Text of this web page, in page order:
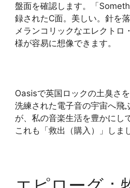
盤面を確認します。「
録されたC面。美しい。針を
メランコリックなエレクトロ
様が容易に想像できます。
Oasisで英国ロックの土臭さ
洗練された電子音の宇宙へ飛
が、私の音楽生活を豊かにし
これも「救出（購入）」しま